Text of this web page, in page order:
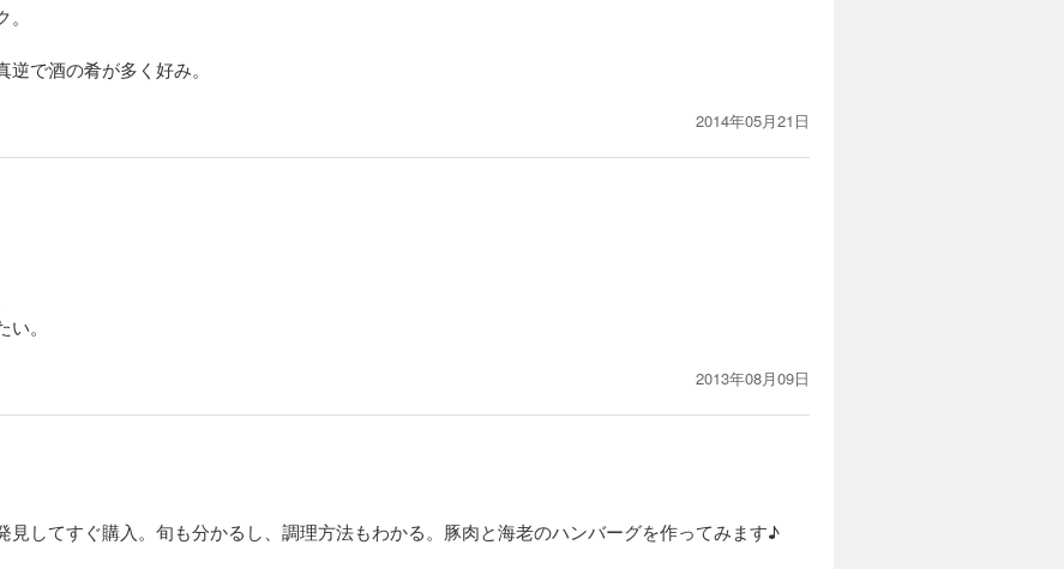
で酒の肴が多く好み。
2014年05月21日
。
2013年08月09日
見してすぐ購入。旬も分かるし、調理方法もわかる。豚肉と海老のハンバーグを作ってみます♪